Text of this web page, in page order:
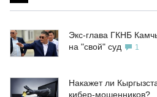
Экс-глава ГКНБ
на "свой" суд
1
Накажет ли
кибер-мошенников?